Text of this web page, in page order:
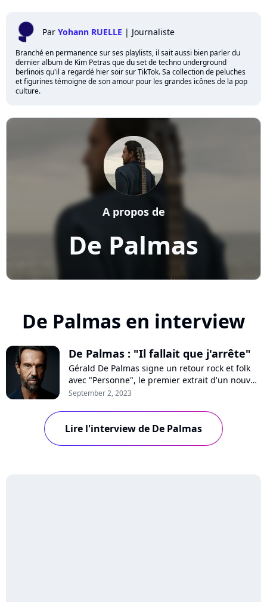
Par Yohann RUELLE | Journaliste
Branché en permanence sur ses playlists, il sait aussi bien parler du
dernier album de Kim Petras que du set de techno underground
berlinois qu'il a regardé hier soir sur TikTok. Sa collection de peluches
et figurines témoigne de son amour pour les grandes icônes de la pop
culture.
De Palmas
A propos de
De Palmas en interview
De Palmas : "Il fallait que j'arrête"
Gérald De Palmas signe un retour rock et folk
avec "Personne", le premier extrait d'un nouvel
album attendu en novembre. Sa longue
besoin de reconnaissance : rencontre avec un
artiste qui a retrouvé le feu sacré.
September 2, 2023
Lire l'interview de De Palmas